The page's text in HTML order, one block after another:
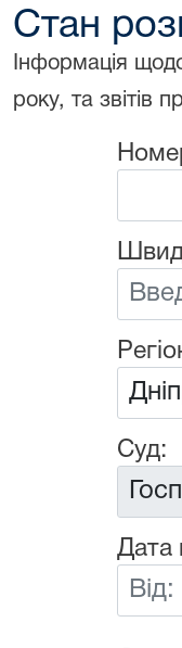
Стан
Інформація
року, та звітів
Суд:
Дата
Від: